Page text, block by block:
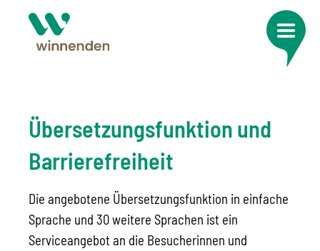
Übersetzungsfunktion und
Barrierefreiheit
Die angebotene Übersetzungsfunktion in einfache
Sprache und 30 weitere Sprachen ist ein
Serviceangebot an die Besucherinnen und